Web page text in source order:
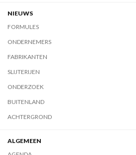
NIEUWS
FORMULES
ONDERNEMERS
FABRIKANTEN
SLIJTERIJEN
ONDERZOEK
BUITENLAND
ACHTERGROND
ALGEMEEN